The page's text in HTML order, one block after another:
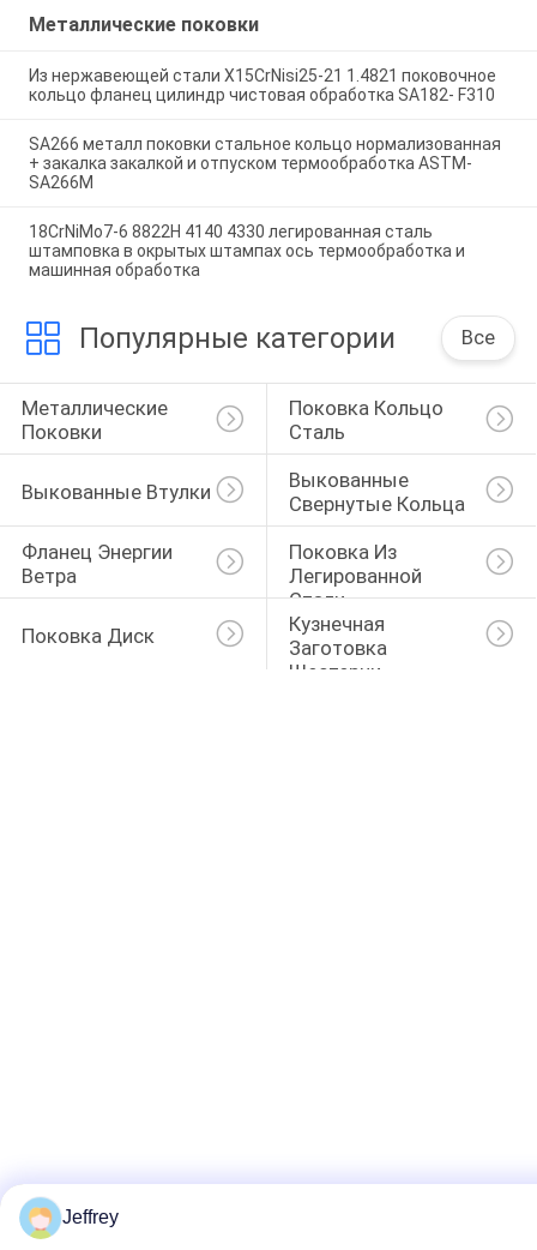
Металлические поковки
Из нержавеющей стали X15CrNisi25-21 1.4821 поковочное
кольцо фланец цилиндр чистовая обработка SA182- F310
SA266 металл поковки стальное кольцо нормализованная
+ закалка закалкой и отпуском термообработка ASTM-
SA266M
18CrNiMo7-6 8822H 4140 4330 легированная сталь
штамповка в окрытых штампах ось термообработка и
машинная обработка
Популярные категории Все
Металлические
Поковки
Поковка Кольцо
Сталь
Выкованные Втулки
Выкованные
Свернутые Кольца
Фланец Энергии
Ветра
Поковка Из
Легированной
Стали
Поковка Диск
Кузнечная
Заготовка
Шестерни
Jeffrey